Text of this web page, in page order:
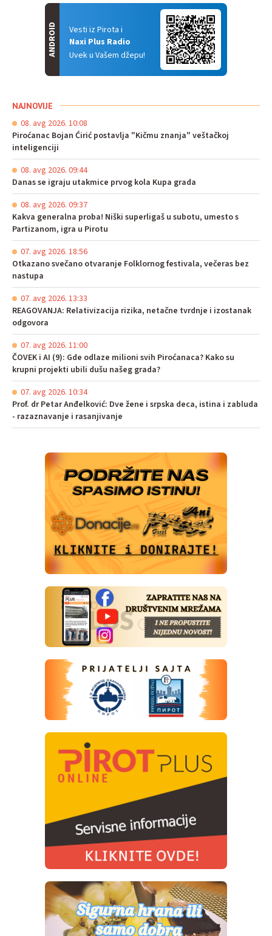
Vesti iz Pirota i
Naxi Plus Radio
Uvek u Vašem džepu!
ANDROID
NAJNOVIJE
08. avg 2026. 10:08
Piroćanac Bojan Ćirić postavlja "Kičmu znanja" veštačkoj
inteligenciji
08. avg 2026. 09:44
Danas se igraju utakmice prvog kola Kupa grada
08. avg 2026. 09:37
Kakva generalna proba! Niški superligaš u subotu, umesto s
Partizanom, igra u Pirotu
07. avg 2026. 18:56
Otkazano svečano otvaranje Folklornog festivala, večeras bez
nastupa
07. avg 2026. 13:33
REAGOVANJA: Relativizacija rizika, netačne tvrdnje i izostanak
odgovora
07. avg 2026. 11:00
ČOVEK i AI (9): Gde odlaze milioni svih Piroćanaca? Kako su
krupni projekti ubili dušu našeg grada?
07. avg 2026. 10:34
Prof. dr Petar Anđelković: Dve žene i srpska deca, istina i zabluda
- razaznavanje i rasanjivanje